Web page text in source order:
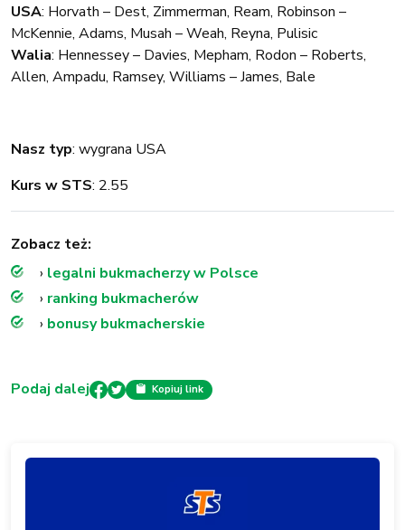
USA: Horvath – Dest, Zimmerman, Ream, Robinson –
McKennie, Adams, Musah – Weah, Reyna, Pulisic
Walia: Hennessey – Davies, Mepham, Rodon – Roberts,
Allen, Ampadu, Ramsey, Williams – James, Bale
Nasz typ: wygrana USA
Kurs w STS: 2.55
Zobacz też:
› legalni bukmacherzy w Polsce
› ranking bukmacherów
› bonusy bukmacherskie
Podaj dalej Kopiuj link